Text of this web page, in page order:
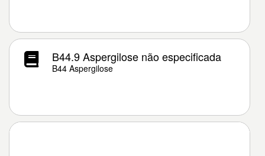
B44.9 Aspergilose não especificada
B44 Aspergilose